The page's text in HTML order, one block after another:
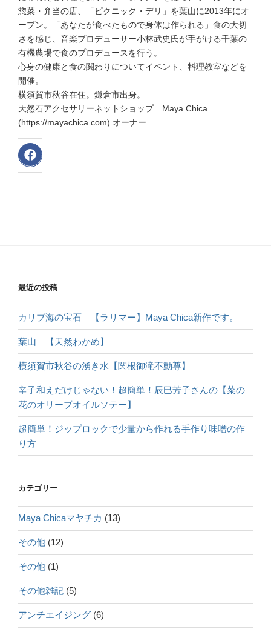
惣菜・弁当の店、「ピクニック・デリ」を葉山に2013年にオ
ープン。「あなたが食べたもので身体は作られる」食の大切
さを感じ、音楽プロデューサー小林武史氏が手がける千葉の
有機農場で食のプロデュースを行う。
心身の健康と食の関わりについてイベント、料理教室などを
開催。
横須賀市秋谷在住。鎌倉市出身。
天然石アクセサリーネットショップ Maya Chica
(https://mayachica.com) オーナー
最近の投稿
カリブ海の宝石 【ラリマー】Maya Chica新作です。
葉山 【天然わかめ】
横須賀市秋谷の湧き水【関根御滝不動尊】
辛子和えだけじゃない！超簡単！辰巳芳子さんの【菜の
花のオリーブオイルソテー】
超簡単！ジップロックで少量から作れる手作り味噌の作
り方
カテゴリー
Maya Chicaマヤチカ (13)
その他 (12)
その他 (1)
その他雑記 (5)
アンチエイジング (6)